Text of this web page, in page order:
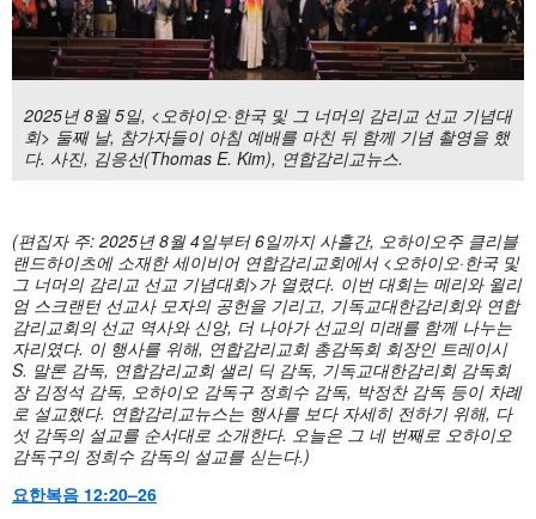
2025년 8월 5일, <오하이오·한국 및 그 너머의 감리교 선교 기념대
회> 둘째 날, 참가자들이 아침 예배를 마친 뒤 함께 기념 촬영을 했
다. 사진, 김응선(Thomas E. Kim), 연합감리교뉴스.
(편집자 주: 2025년 8월 4일부터 6일까지 사흘간, 오하이오주 클리블
랜드하이츠에 소재한 세이비어 연합감리교회에서 <오하이오·한국 및
그 너머의 감리교 선교 기념대회>가 열렸다. 이번 대회는 메리와 윌리
엄 스크랜턴 선교사 모자의 공헌을 기리고, 기독교대한감리회와 연합
감리교회의 선교 역사와 신앙, 더 나아가 선교의 미래를 함께 나누는
자리였다. 이 행사를 위해, 연합감리교회 총감독회 회장인 트레이시
S. 말론 감독, 연합감리교회 샐리 딕 감독, 기독교대한감리회 감독회
장 김정석 감독, 오하이오 감독구 정희수 감독, 박정찬 감독 등이 차례
로 설교했다. 연합감리교뉴스는 행사를 보다 자세히 전하기 위해, 다
섯 감독의 설교를 순서대로 소개한다. 오늘은 그 네 번째로 오하이오
감독구의 정희수 감독의 설교를 싣는다.)
요한복음 12:20–26